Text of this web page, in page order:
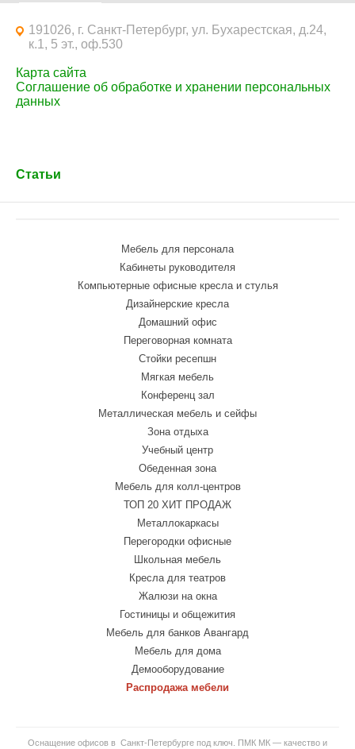
Статьи
191026, г. Санкт-Петербург, ул. Бухарестская, д.24,
к.1, 5 эт., оф.530
Карта сайта
Соглашение об обработке и хранении персональных
данных
Мебель для персонала
Кабинеты руководителя
Компьютерные офисные кресла и стулья
Дизайнерские кресла
Домашний офис
Переговорная комната
Стойки ресепшн
Мягкая мебель
Конференц зал
Металлическая мебель и сейфы
Зона отдыха
Учебный центр
Обеденная зона
Мебель для колл-центров
ТОП 20 ХИТ ПРОДАЖ
Металлокаркасы
Перегородки офисные
Школьная мебель
Кресла для театров
Жалюзи на окна
Гостиницы и общежития
Мебель для банков Авангард
Мебель для дома
Демооборудование
Распродажа мебели
Оснащение офисов в Санкт-Петербурге под ключ. ПМК МК — качество и